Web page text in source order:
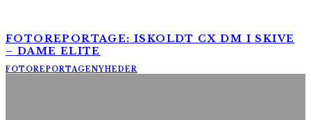
FOTOREPORTAGE: ISKOLDT CX DM I SKIVE
– DAME ELITE
FOTOREPORTAGENYHEDER